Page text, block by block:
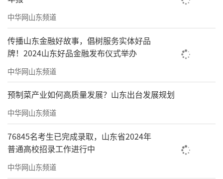
中华网山东频道
传播山东金融好故事，倡树服务实体好品
牌！2024山东好品金融发布仪式举办
中华网山东频道
预制菜产业如何高质量发展？山东出台发展规划
中华网山东频道
76845名考生已完成录取，山东省2024年
普通高校招录工作进行中
中华网山东频道